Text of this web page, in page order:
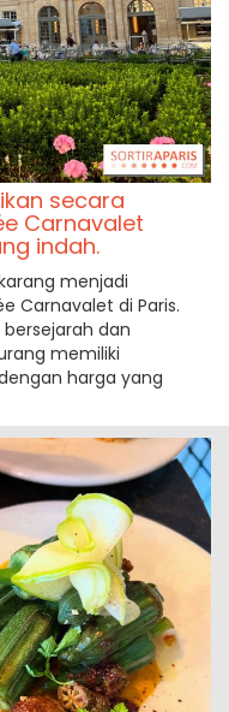
secara
Carnavalet
indah.
menjadi
Carnavalet di Paris.
dan
memiliki
harga yang